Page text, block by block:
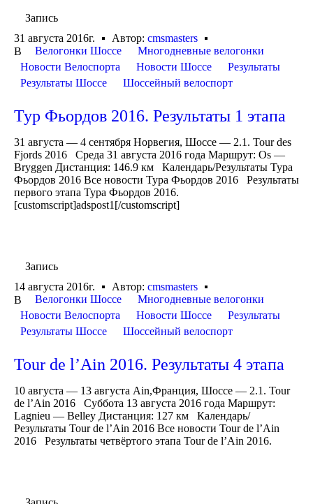
Запись
31 августа 2016г.
Автор: cmsmasters
В
Велогонки Шоссе
Многодневные велогонки
Новости Велоспорта
Новости Шоссе
Результаты
Результаты Шоссе
Шоссейный велоспорт
Тур Фьордов 2016. Результаты 1 этапа
31 августа — 4 сентября Норвегия, Шоссе — 2.1. Tour des
Fjords 2016 Среда 31 августа 2016 года Маршрут: Os —
Bryggen Дистанция: 146.9 км Календарь/Результаты Тура
Фьордов 2016 Все новости Тура Фьордов 2016 Результаты
первого этапа Тура Фьордов 2016.
[customscript]adspost1[/customscript]
Запись
14 августа 2016г.
Автор: cmsmasters
В
Велогонки Шоссе
Многодневные велогонки
Новости Велоспорта
Новости Шоссе
Результаты
Результаты Шоссе
Шоссейный велоспорт
Tour de l’Ain 2016. Результаты 4 этапа
10 августа — 13 августа Ain,Франция, Шоссе — 2.1. Tour
de l’Ain 2016 Суббота 13 августа 2016 года Маршрут:
Lagnieu — Belley Дистанция: 127 км Календарь/
Результаты Tour de l’Ain 2016 Все новости Tour de l’Ain
2016 Результаты четвёртого этапа Tour de l’Ain 2016.